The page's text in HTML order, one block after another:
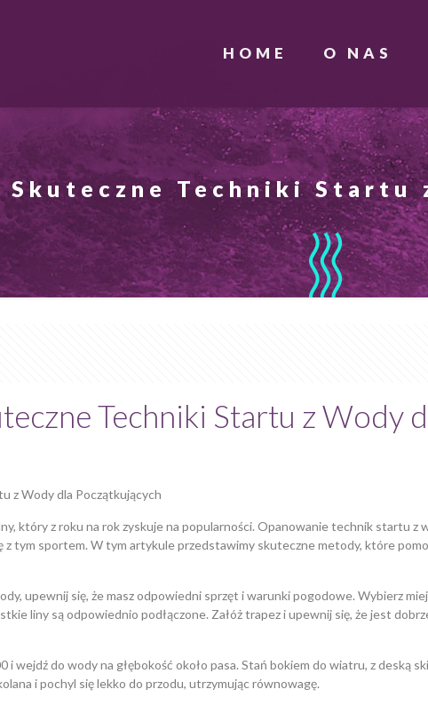
HOME O NAS
Techniki Startu
Techniki Startu z Wody
z Wody dla Początkujących
który z roku na rok zyskuje na popularności. Opanowanie technik startu
tym sportem. W tym artykule przedstawimy skuteczne metody, które
upewnij się, że masz odpowiedni sprzęt i warunki pogodowe. Wybierz
liny są odpowiednio podłączone. Załóż trapez i upewnij się, że jest
wejdź do wody na głębokość około pasa. Stań bokiem do wiatru, z deską
i pochyl się lekko do przodu, utrzymując równowagę.